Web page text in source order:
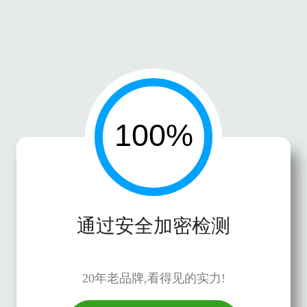
通过安全加密检测
20年老品牌,看得见的实力!